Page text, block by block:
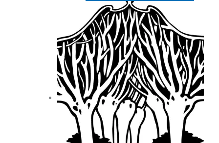
auf.
Die
können
auf
der
gewählt